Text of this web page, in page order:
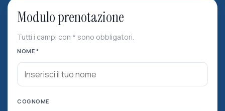
Modulo prenotazione
Tutti i campi con * sono obbligatori.
NOME *
COGNOME